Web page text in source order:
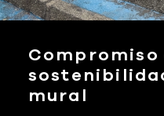
Compromiso
mural